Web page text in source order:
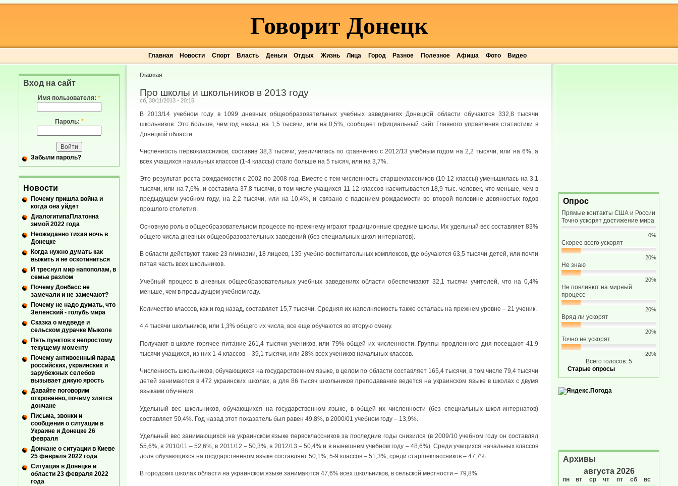
Главная Новости Спорт Власть Деньги Отдых Жизнь Лица Город Разное Полезное Афиша Фото Видео
Говорит Донецк
Главная
Про школы и школьников в 2013 году
сб, 30/11/2013 - 20:15
В 2013/14 учебном году в 1099 дневных общеобразовательных учебных заведениях Донецкой области обучаются 332,8 тысячи
школьников. Это больше, чем год назад, на 1,5 тысячи, или на 0,5%, сообщает официальный сайт Главного управления статистики в
Донецкой области.
Численность первоклассников, составив 38,3 тысячи, увеличилась по сравнению с 2012/13 учебным годом на 2,2 тысячи, или на 6%, а
всех учащихся начальных классов (1-4 классы) стало больше на 5 тысяч, или на 3,7%.
Это результат роста рождаемости с 2002 по 2008 год. Вместе с тем численность старшеклассников (10-12 классы) уменьшилась на 3,1
тысячи, или на 7,6%, и составила 37,8 тысячи, в том числе учащихся 11-12 классов насчитывается 18,9 тыс. человек, что меньше, чем в
предыдущем учебном году, на 2,2 тысячи, или на 10,4%, и связано с падением рождаемости во второй половине девяностых годов
прошлого столетия.
Основную роль в общеобразовательном процессе по-прежнему играют традиционные средние школы. Их удельный вес составляет 83%
общего числа дневных общеобразовательных заведений (без специальных школ-интернатов).
В области действуют также 23 гимназии, 18 лицеев, 135 учебно-воспитательных комплексов, где обучаются 63,5 тысячи детей, или почти
пятая часть всех школьников.
Учебный процесс в дневных общеобразовательных учебных заведениях области обеспечивают 32,1 тысячи учителей, что на 0,4%
меньше, чем в предыдущем учебном году.
Количество классов, как и год назад, составляет 15,7 тысячи. Средняя их наполняемость также осталась на прежнем уровне – 21 ученик.
4,4 тысячи школьников, или 1,3% общего их числа, все еще обучаются во вторую смену.
Получают в школе горячее питание 261,4 тысячи учеников, или 79% общей их численности. Группы продленного дня посещают 41,9
тысячи учащихся, из них 1-4 классов – 39,1 тысячи, или 28% всех учеников начальных классов.
Численность школьников, обучающихся на государственном языке, в целом по области составляет 165,4 тысячи, в том числе 79,4 тысячи
детей занимаются в 472 украинских школах, а для 86 тысяч школьников преподавание ведется на украинском языке в школах с двумя
языками обучения.
Удельный вес школьников, обучающихся на государственном языке, в общей их численности (без специальных школ-интернатов)
составляет 50,4%. Год назад этот показатель был равен 49,8%, в 2000/01 учебном году – 13,9%.
Удельный вес занимающихся на украинском языке первоклассников за последние годы снизился (в 2009/10 учебном году он составлял
55,6%, в 2010/11 – 52,6%, в 2011/12 – 50,3%, в 2012/13 – 50,4% и в нынешнем учебном году – 48,6%). Среди учащихся начальных классов
доля обучающихся на государственном языке составляет 50,1%, 5-9 классов – 51,3%, среди старшеклассников – 47,7%.
В городских школах области на украинском языке занимаются 47,6% всех школьников, в сельской местности – 79,8%.
Вход на сайт
Имя пользователя: *
Пароль: *
Забыли пароль?
Новости
Почему пришла война и
когда она уйдет
ДиалогитипаПлатонна
зимой 2022 года
Неожиданно тихая ночь в
Донецке
Когда нужно думать как
выжить и не оскотиниться
И треснул мир напополам, в
семье разлом
Почему Донбасс не
замечали и не замечают?
Почему не надо думать, что
Зеленский - голубь мира
Сказка о медведе и
сельском дурачке Мыколе
Пять пунктов к непростому
текущему моменту
Почему антивоенный парад
российских, украинских и
зарубежных селебов
вызывает дикую ярость
Давайте поговорим
откровенно, почему злятся
дончане
Письма, звонки и
сообщения о ситуации в
Украине и Донецке 26
февраля
Дончане о ситуации в Киеве
25 февраля 2022 года
Ситуация в Донецке и
области 23 февраля 2022
года
Опрос
Прямые контакты США и России
Точно ускорят достижение мира
0%
Скорее всего ускорят
20%
Не знаю
20%
Не повлияют на мирный
процесс
20%
Вряд ли ускорят
20%
Точно не ускорят
20%
Всего голосов: 5
Старые опросы
Архивы
августа 2026
пн вт ср чт пт сб
вс